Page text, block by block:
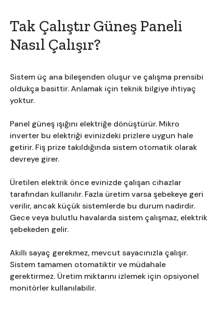
Tak Çalıştır Güneş Paneli
Nasıl Çalışır?
Sistem üç ana bileşenden oluşur ve çalışma prensibi
oldukça basittir. Anlamak için teknik bilgiye ihtiyaç
yoktur.
Panel güneş ışığını elektriğe dönüştürür. Mikro
inverter bu elektriği evinizdeki prizlere uygun hale
getirir. Fiş prize takıldığında sistem otomatik olarak
devreye girer.
Üretilen elektrik önce evinizde çalışan cihazlar
tarafından kullanılır. Fazla üretim varsa şebekeye geri
verilir, ancak küçük sistemlerde bu durum nadirdir.
Gece veya bulutlu havalarda sistem çalışmaz, elektrik
şebekeden gelir.
Akıllı sayaç gerekmez, mevcut sayacınızla çalışır.
Sistem tamamen otomatiktir ve müdahale
gerektirmez. Üretim miktarını izlemek için opsiyonel
monitörler kullanılabilir.